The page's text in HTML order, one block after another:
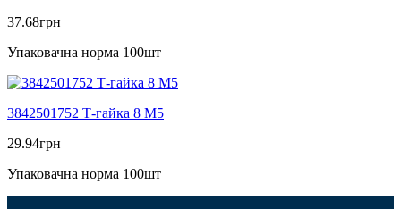
37.68грн
Упаковачна норма 100шт
3842501752 Т-гайка 8 М5
29.94грн
Упаковачна норма 100шт